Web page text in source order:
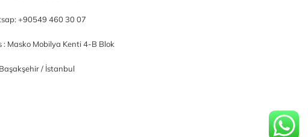
+90549 460 30 07
: Masko Mobilya Kenti 4-B Blok
/ İstanbul